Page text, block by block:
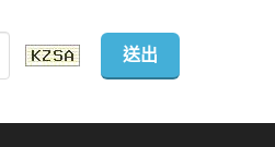
送出